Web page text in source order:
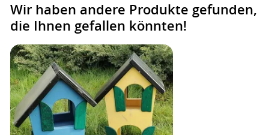
Wir haben andere Produkte gefunden,
die Ihnen gefallen könnten!